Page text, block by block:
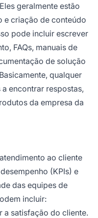
geralmente estão
e criação de conteúdo
pode incluir escrever
FAQs, manuais de
de solução
qualquer
encontrar respostas,
da empresa da
ao cliente
(KPIs) e
das equipes de
incluir:
a satisfação do cliente.